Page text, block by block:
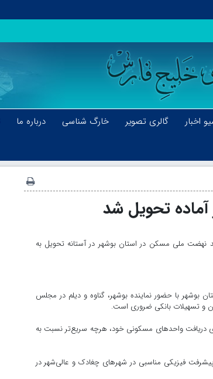
اخبار گالری تصویر خارگ شناسی درباره ما
نهضت ملی مسکن در استان بوشهر در آستانه تحویل به
با حضور نماینده بوشهر، گناوه و دیلم در مجلس
و تسهیلات بانکی ضروری است.
دریافت واحدهای مسکونی خود، هرچه سریع‌تر نسبت به
داد: ۶۱۳ واحد نهضت ملی مسکن با پیشرفت فیزیکی مناسبی در شهرهای چغادک و عالی‌شهر در